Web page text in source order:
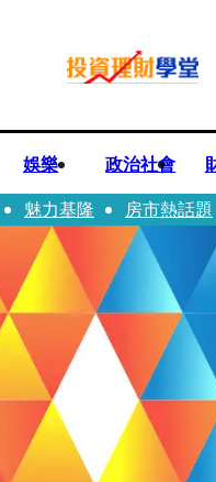
娛樂 政治社會
魅力基隆 房市熱話題